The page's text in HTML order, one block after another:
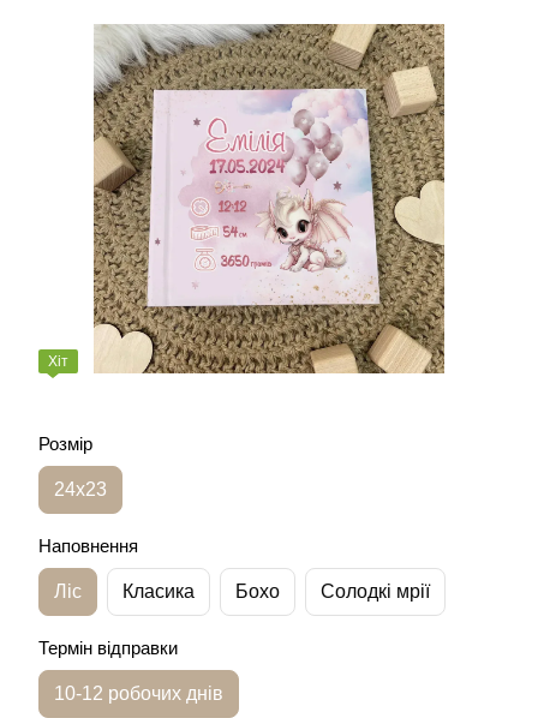
Хіт
Розмір
24х23
Наповнення
Ліс Класика Бохо Солодкі мрії
Термін відправки
10-12 робочих днів